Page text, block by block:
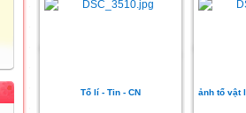
Tổ lí - Tin - CN
ảnh tổ vật